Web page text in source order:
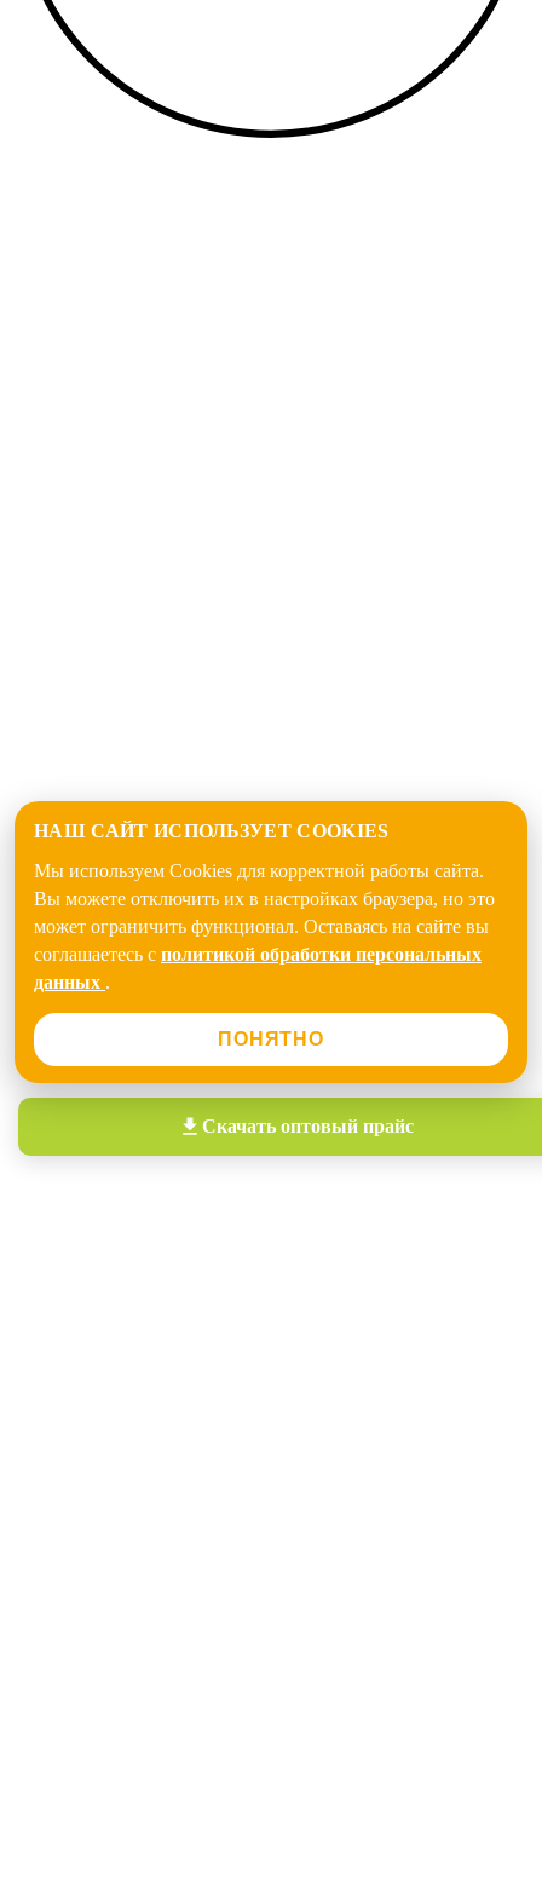
НАШ САЙТ ИСПОЛЬЗУЕТ COOKIES
Мы используем Cookies для корректной работы сайта.
Вы можете отключить их в настройках браузера, но это
может ограничить функционал. Оставаясь на сайте вы
соглашаетесь с политикой обработки персональных
данных .
ПОНЯТНО
Скачать оптовый прайс